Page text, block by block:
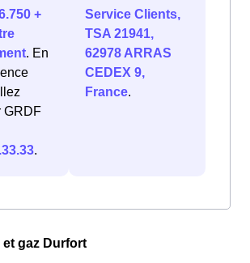
+
. En
GRDF
.
Service Clients,
TSA 21941,
62978 ARRAS
CEDEX 9,
France.
et gaz Durfort